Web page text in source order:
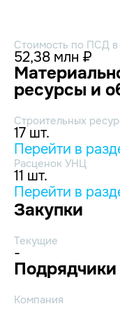
Стоимость по ПСД
52,38 млн ₽
ресурсы и
Строительных
17 шт.
Перейти в
Расценок УНЦ
11 шт.
Перейти в
Закупки
Текущие
-
Подрядчики
Компания